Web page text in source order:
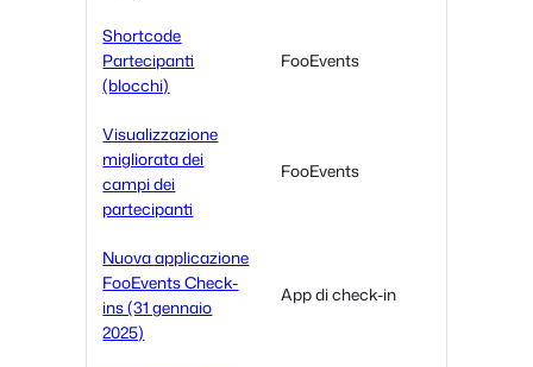
Shortcode
Partecipanti
(blocchi)
FooEvents
Visualizzazione
migliorata dei
campi dei
partecipanti
FooEvents
Nuova applicazione
FooEvents Check-
ins (31 gennaio
2025)
App di check-in